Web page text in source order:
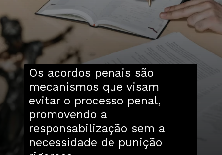
Os acordos penais são
mecanismos que visam
evitar o processo penal,
promovendo a
responsabilização sem a
necessidade de punição